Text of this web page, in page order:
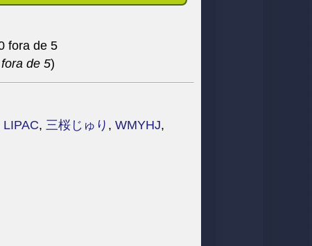
fora de 5)
LIPAC, 三桜じゅり , WMYHJ,